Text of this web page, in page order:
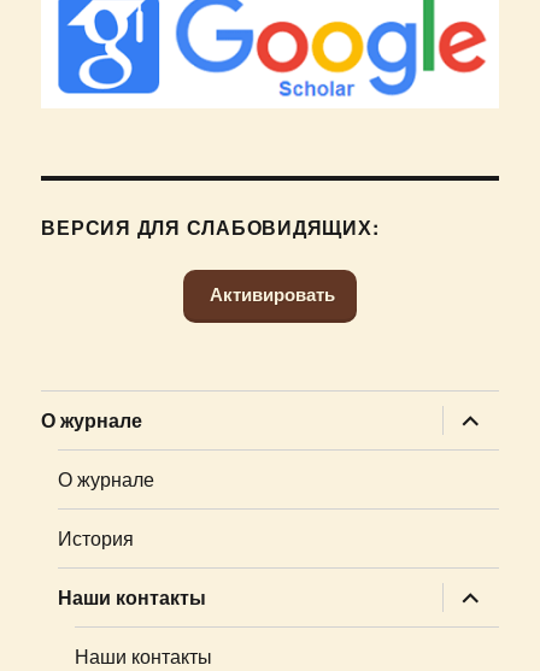
ВЕРСИЯ ДЛЯ СЛАБОВИДЯЩИХ:
Активировать
О журнале дочернее
меню
О журнале
История
Наши контакты дочернее
меню
Наши контакты